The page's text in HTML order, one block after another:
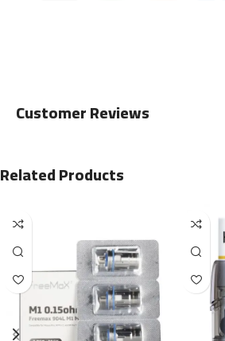
Customer Reviews
Related Products